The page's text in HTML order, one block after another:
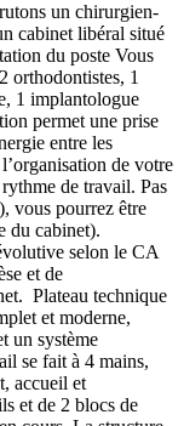
un chirurgien-
cabinet libéral situé
du poste Vous
orthodontistes, 1
1 implantologue
permet une prise
entre les
de votre
de travail. Pas
vous pourrez être
du cabinet).
selon le CA
et de
Plateau technique
et moderne,
un système
se fait à 4 mains,
accueil et
et de 2 blocs de